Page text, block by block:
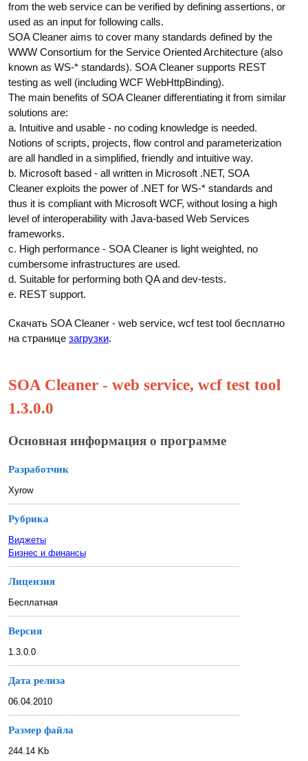
from the web service can be verified by defining assertions, or
used as an input for following calls.
SOA Cleaner aims to cover many standards defined by the
WWW Consortium for the Service Oriented Architecture (also
known as WS-* standards). SOA Cleaner supports REST
testing as well (including WCF WebHttpBinding).
The main benefits of SOA Cleaner differentiating it from similar
solutions are:
a. Intuitive and usable - no coding knowledge is needed.
Notions of scripts, projects, flow control and parameterization
are all handled in a simplified, friendly and intuitive way.
b. Microsoft based - all written in Microsoft .NET, SOA
Cleaner exploits the power of .NET for WS-* standards and
thus it is compliant with Microsoft WCF, without losing a high
level of interoperability with Java-based Web Services
frameworks.
c. High performance - SOA Cleaner is light weighted, no
cumbersome infrastructures are used.
d. Suitable for performing both QA and dev-tests.
e. REST support.
Скачать SOA Cleaner - web service, wcf test tool бесплатно
на странице загрузки.
SOA Cleaner - web service, wcf test tool
1.3.0.0
Основная информация о программе
Разработчик
Xyrow
Рубрика
Виджеты
Бизнес и финансы
Лицензия
Бесплатная
Версия
1.3.0.0
Дата релиза
06.04.2010
Размер файла
244.14 Kb